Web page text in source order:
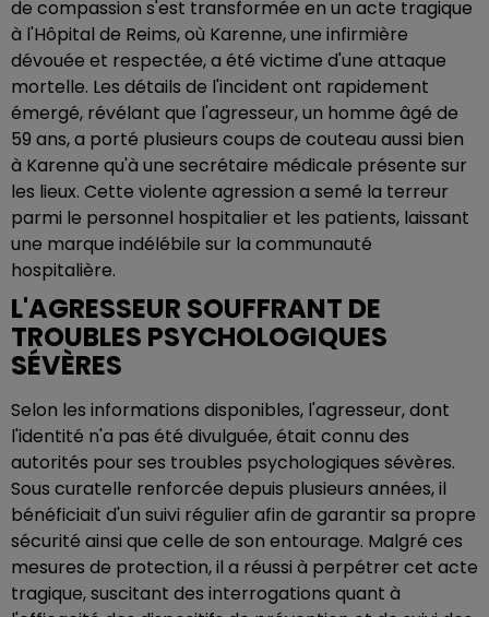
de compassion s'est transformée en un acte tragique
à l'Hôpital de Reims, où Karenne, une infirmière
dévouée et respectée, a été victime d'une attaque
mortelle. Les détails de l'incident ont rapidement
émergé, révélant que l'agresseur, un homme âgé de
59 ans, a porté plusieurs coups de couteau aussi bien
à Karenne qu'à une secrétaire médicale présente sur
les lieux. Cette violente agression a semé la terreur
parmi le personnel hospitalier et les patients, laissant
une marque indélébile sur la communauté
hospitalière.
L'AGRESSEUR SOUFFRANT DE
TROUBLES PSYCHOLOGIQUES
SÉVÈRES
Selon les informations disponibles, l'agresseur, dont
l'identité n'a pas été divulguée, était connu des
autorités pour ses troubles psychologiques sévères.
Sous curatelle renforcée depuis plusieurs années, il
bénéficiait d'un suivi régulier afin de garantir sa propre
sécurité ainsi que celle de son entourage. Malgré ces
mesures de protection, il a réussi à perpétrer cet acte
tragique, suscitant des interrogations quant à